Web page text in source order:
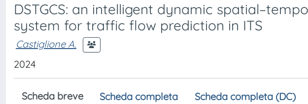
DSTGCS: an intelligent dynamic
system for traffic flow prediction in ITS
Castiglione A.
2024
Scheda breve Scheda completa Scheda completa (DC)